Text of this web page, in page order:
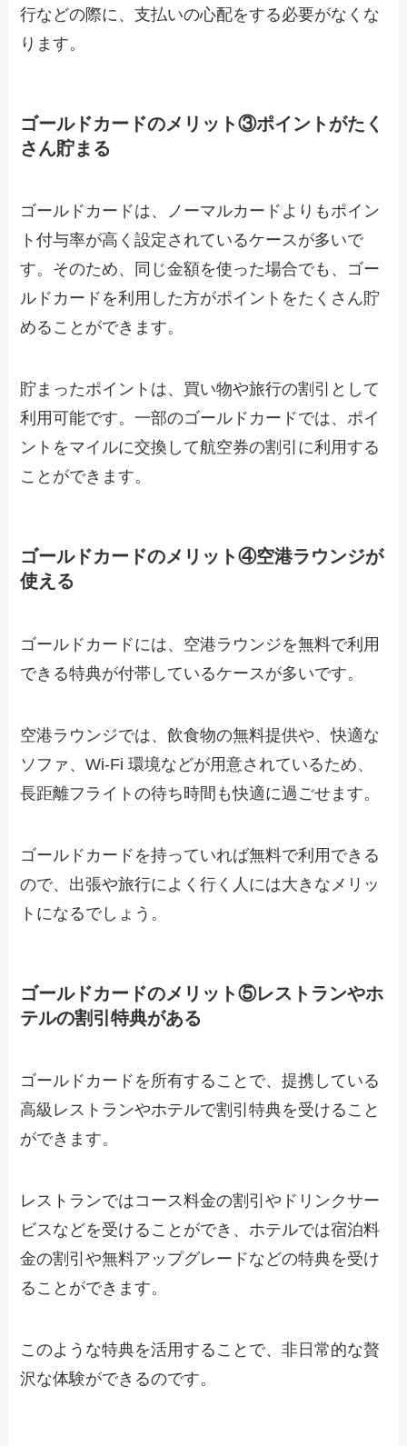
行などの際に、支払いの心配をする必要がなくな
ります。
ゴールドカードのメリット③ポイントがたく
さん貯まる
ゴールドカードは、ノーマルカードよりもポイン
ト付与率が高く設定されているケースが多いで
す。そのため、同じ金額を使った場合でも、ゴー
ルドカードを利用した方がポイントをたくさん貯
めることができます。
貯まったポイントは、買い物や旅行の割引として
利用可能です。一部のゴールドカードでは、ポイ
ントをマイルに交換して航空券の割引に利用する
ことができます。
ゴールドカードのメリット④空港ラウンジが
使える
ゴールドカードには、空港ラウンジを無料で利用
できる特典が付帯しているケースが多いです。
空港ラウンジでは、飲食物の無料提供や、快適な
ソファ、Wi-Fi 環境などが用意されているため、
長距離フライトの待ち時間も快適に過ごせます。
ゴールドカードを持っていれば無料で利用できる
ので、出張や旅行によく行く人には大きなメリッ
トになるでしょう。
ゴールドカードのメリット⑤レストランやホ
テルの割引特典がある
ゴールドカードを所有することで、提携している
高級レストランやホテルで割引特典を受けること
ができます。
レストランではコース料金の割引やドリンクサー
ビスなどを受けることができ、ホテルでは宿泊料
金の割引や無料アップグレードなどの特典を受け
ることができます。
このような特典を活用することで、非日常的な贅
沢な体験ができるのです。